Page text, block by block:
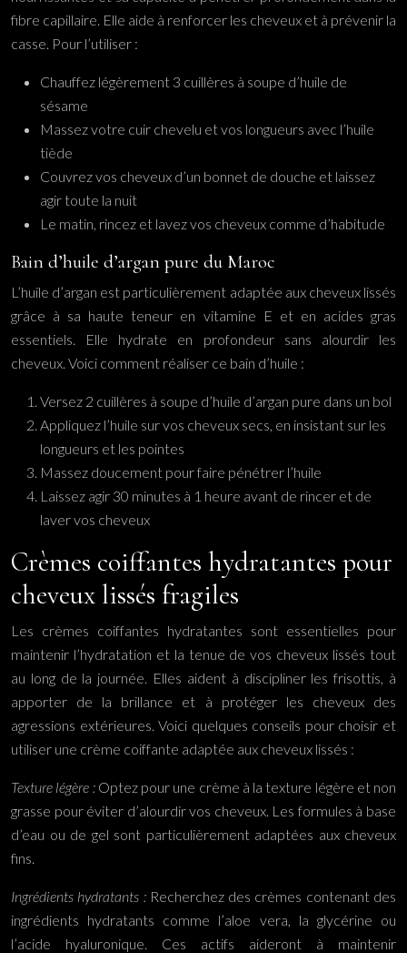
fibre capillaire. Elle aide à renforcer les cheveux et à prévenir la
casse. Pour l’utiliser :
Chauffez légèrement 3 cuillères à soupe d’huile de
sésame
Massez votre cuir chevelu et vos longueurs avec l’huile
tiède
Couvrez vos cheveux d’un bonnet de douche et laissez
agir toute la nuit
Le matin, rincez et lavez vos cheveux comme d’habitude
Bain d’huile d’argan pure du Maroc
L’huile d’argan est particulièrement adaptée aux cheveux lissés
grâce à sa haute teneur en vitamine E et en acides gras
essentiels. Elle hydrate en profondeur sans alourdir les
cheveux. Voici comment réaliser ce bain d’huile :
Versez 2 cuillères à soupe d’huile d’argan pure dans un bol
Appliquez l’huile sur vos cheveux secs, en insistant sur les
longueurs et les pointes
Massez doucement pour faire pénétrer l’huile
Laissez agir 30 minutes à 1 heure avant de rincer et de
laver vos cheveux
Crèmes coiffantes hydratantes pour
cheveux lissés fragiles
Les crèmes coiffantes hydratantes sont essentielles pour
maintenir l’hydratation et la tenue de vos cheveux lissés tout
au long de la journée. Elles aident à discipliner les frisottis, à
apporter de la brillance et à protéger les cheveux des
agressions extérieures. Voici quelques conseils pour choisir et
utiliser une crème coiffante adaptée aux cheveux lissés :
Texture légère : Optez pour une crème à la texture légère et non
grasse pour éviter d’alourdir vos cheveux. Les formules à base
d’eau ou de gel sont particulièrement adaptées aux cheveux
fins.
Ingrédients hydratants :Recherchez des crèmes contenant des
ingrédients hydratants comme l’aloe vera, la glycérine ou
l’acide hyaluronique. Ces actifs aideront à maintenir